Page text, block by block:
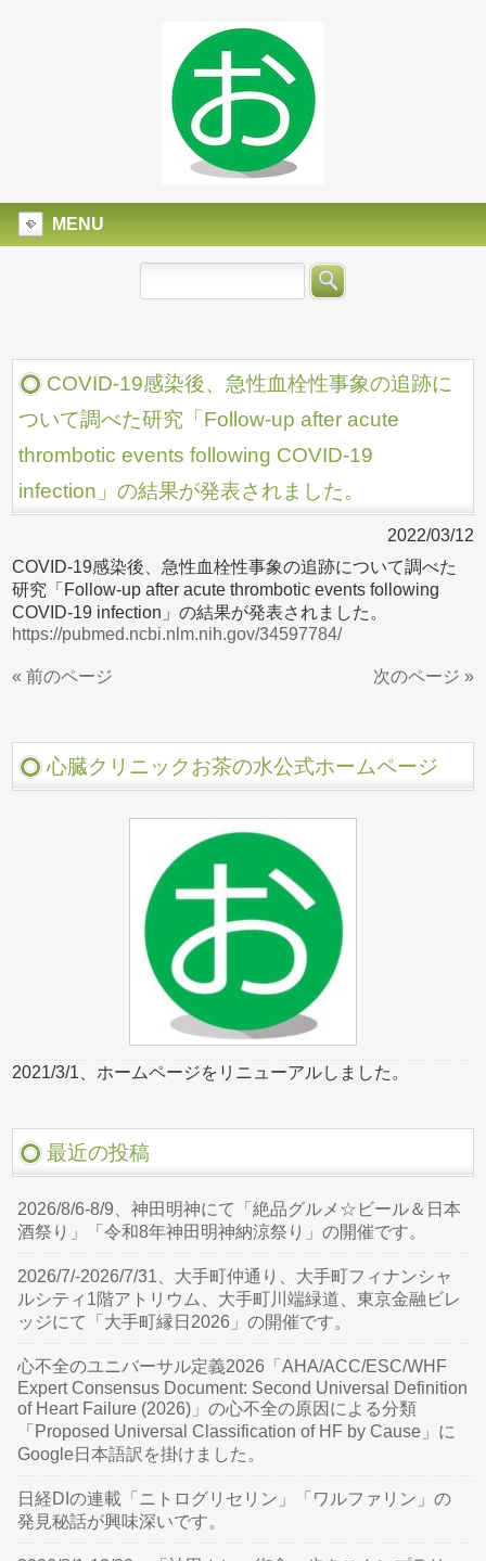
MENU
COVID-19感染後、急性血栓性事象の追跡に
ついて調べた研究「Follow-up after acute
thrombotic events following COVID-19
infection」の結果が発表されました。
2022/03/12
COVID-19感染後、急性血栓性事象の追跡について調べた
研究「Follow-up after acute thrombotic events following
COVID-19 infection」の結果が発表されました。
https://pubmed.ncbi.nlm.nih.gov/34597784/
« 前のページ 次のページ »
心臓クリニックお茶の水公式ホームページ
2021/3/1、ホームページをリニューアルしました。
最近の投稿
2026/8/6-8/9、神田明神にて「絶品グルメ☆ビール＆日本
酒祭り」「令和8年神田明神納涼祭り」の開催です。
2026/7/-2026/7/31、大手町仲通り、大手町フィナンシャ
ルシティ1階アトリウム、大手町川端緑道、東京金融ビレ
ッジにて「大手町縁日2026」の開催です。
心不全のユニバーサル定義2026「AHA/ACC/ESC/WHF
Expert Consensus Document: Second Universal Definition
of Heart Failure (2026)」の心不全の原因による分類
「Proposed Universal Classification of HF by Cause」に
Google日本語訳を掛けました。
日経DIの連載「ニトログリセリン」「ワルファリン」の
発見秘話が興味深いです。